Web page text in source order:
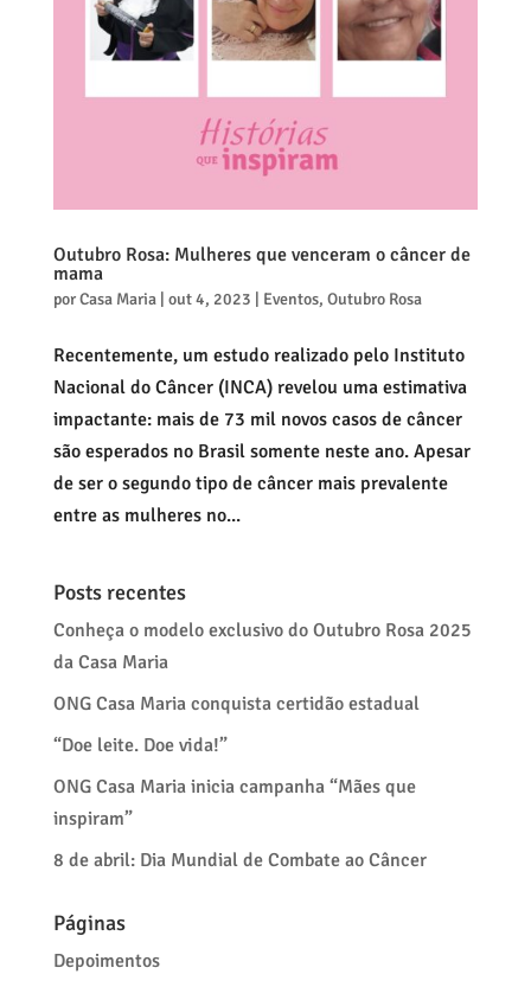
Outubro Rosa: Mulheres que venceram o câncer de
mama
porCasa Maria| out 4, 2023 Eventos, Outubro Rosa
Recentemente, um estudo realizado pelo Instituto
Nacional do Câncer (INCA) revelou uma estimativa
impactante: mais de 73 mil novos casos de câncer
são esperados no Brasil somente neste ano. Apesar
de ser o segundo tipo de câncer mais prevalente
entre as mulheres no...
Posts recentes
Conheça o modelo exclusivo do Outubro Rosa 2025
da Casa Maria
ONG Casa Maria conquista certidão estadual
“Doe leite. Doe vida!”
ONG Casa Maria inicia campanha “Mães que
inspiram”
8 de abril: Dia Mundial de Combate ao Câncer
Páginas
Depoimentos